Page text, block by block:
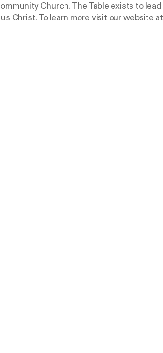
Church. The Table exists to lead
Christ. To learn more visit our website at